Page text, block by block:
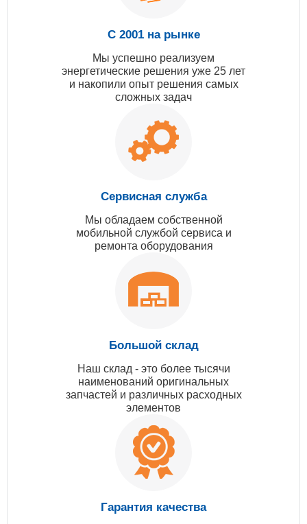
С 2001 на рынке
Мы успешно реализуем
энергетические решения уже 25 лет
и накопили опыт решения самых
сложных задач
Сервисная служба
Мы обладаем собственной
мобильной службой сервиса и
ремонта оборудования
Большой склад
Наш склад - это более тысячи
наименований оригинальных
запчастей и различных расходных
элементов
Гарантия качества